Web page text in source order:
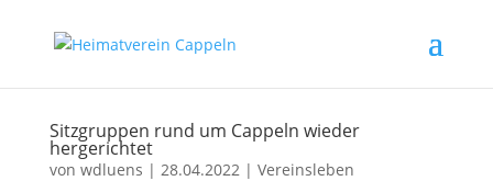
Sitzgruppen rund um Cappeln wieder
hergerichtet
von wdluens | 28.04.2022| Vereinsleben